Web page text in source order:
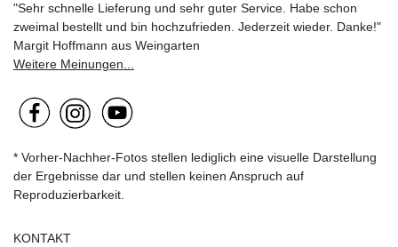
"Sehr schnelle Lieferung und sehr guter Service. Habe schon
zweimal bestellt und bin hochzufrieden. Jederzeit wieder. Danke!"
Margit Hoffmann aus Weingarten
Weitere Meinungen...
* Vorher-Nachher-Fotos stellen lediglich eine visuelle Darstellung
der Ergebnisse dar und stellen keinen Anspruch auf
Reproduzierbarkeit.
KONTAKT